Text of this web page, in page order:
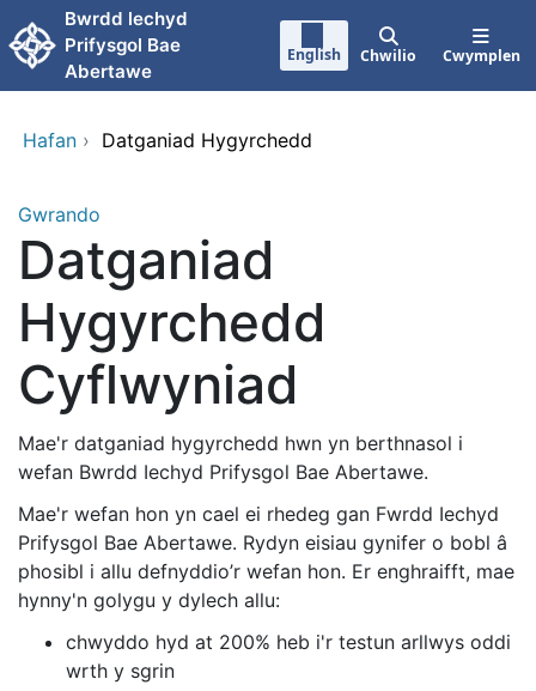
Neidio i'r prif gynnwy
Bwrdd lechyd
Prifysgol Bae
Abertawe
English Chwilio Cwymplen
Hafan › Datganiad Hygyrchedd
Gwrando
Datganiad
Hygyrchedd
Cyflwyniad
Mae'r datganiad hygyrchedd hwn yn berthnasol i
wefan Bwrdd Iechyd Prifysgol Bae Abertawe.
Mae'r wefan hon yn cael ei rhedeg gan Fwrdd Iechyd
Prifysgol Bae Abertawe. Rydyn eisiau gynifer o bobl â
phosibl i allu defnyddio’r wefan hon. Er enghraifft, mae
hynny'n golygu y dylech allu:
chwyddo hyd at 200% heb i'r testun arllwys oddi
wrth y sgrin